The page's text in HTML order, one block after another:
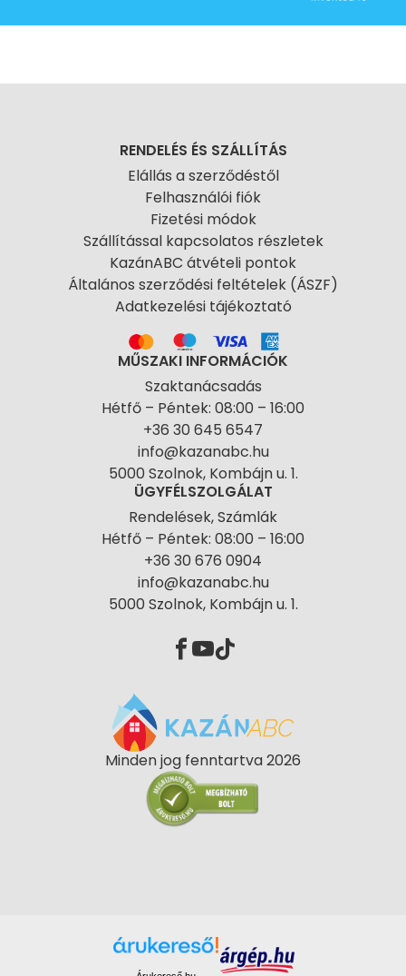
RENDELÉS ÉS SZÁLLÍTÁS
Elállás a szerződéstől
Felhasználói fiók
Fizetési módok
Szállítással kapcsolatos részletek
KazánABC átvételi pontok
Általános szerződési feltételek (ÁSZF)
Adatkezelési tájékoztató
MŰSZAKI INFORMÁCIÓK
Szaktanácsadás
Hétfő – Péntek: 08:00 – 16:00
+36 30 645 6547
info@kazanabc.hu
5000 Szolnok, Kombájn u. 1.
ÜGYFÉLSZOLGÁLAT
Rendelések, Számlák
Hétfő – Péntek: 08:00 – 16:00
+36 30 676 0904
info@kazanabc.hu
5000 Szolnok, Kombájn u. 1.
Minden jog fenntartva 2026